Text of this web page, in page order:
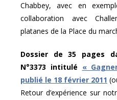
Chabbey, avec en
collaboration avec
platanes de la Place du
Dossier de 35 pages
N°3373 intitulé «
publié le 18 février 2011
Retour d’expérience sur